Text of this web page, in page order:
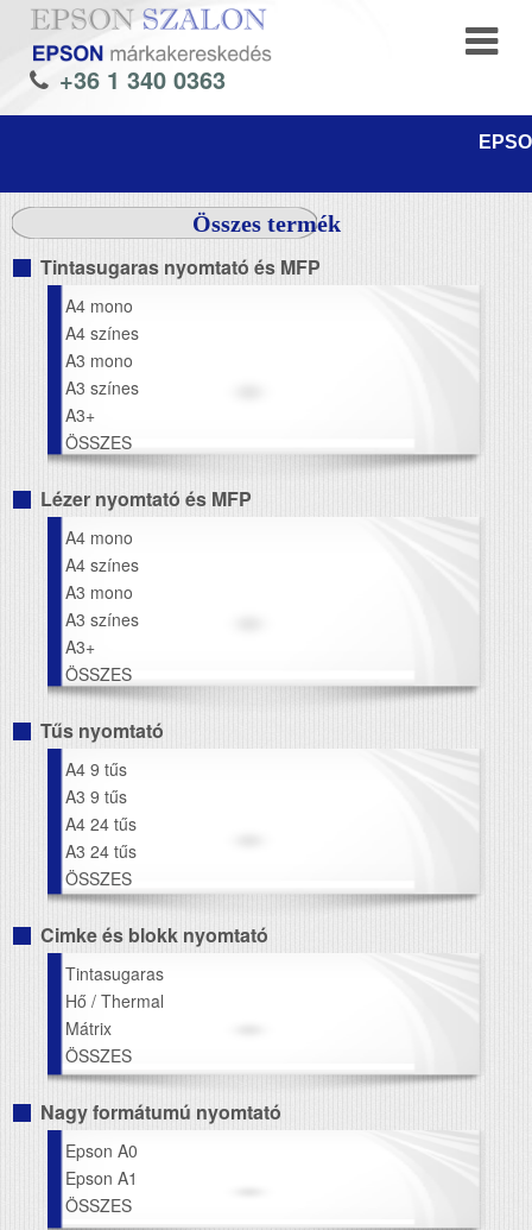
+36 1 340 0363
Összes termék
Tintasugaras nyomtató és MFP
A4 mono
A4 színes
A3 mono
A3 színes
A3+
ÖSSZES
Lézer nyomtató és MFP
A4 mono
A4 színes
A3 mono
A3 színes
A3+
ÖSSZES
Tűs nyomtató
A4 9 tűs
A3 9 tűs
A4 24 tűs
A3 24 tűs
ÖSSZES
Cimke és blokk nyomtató
Tintasugaras
Hő / Thermal
Mátrix
ÖSSZES
Nagy formátumú nyomtató
Epson A0
Epson A1
ÖSSZES